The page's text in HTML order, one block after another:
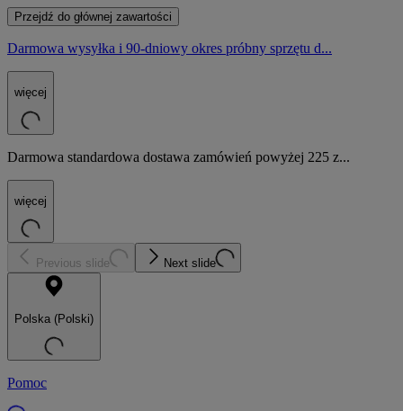
Przejdź do głównej zawartości
Darmowa wysyłka i 90-dniowy okres próbny sprzętu d...
więcej
Darmowa standardowa dostawa zamówień powyżej 225 z...
więcej
Previous slide Next slide
Polska (Polski)
Pomoc